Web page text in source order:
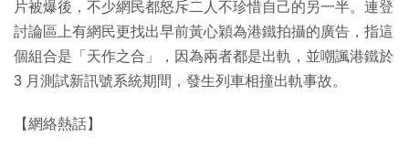
片被爆後，不少網民都怒斥二人不珍惜自己的另一半。連登
討論區上有網民更找出早前黃心穎為港鐵拍攝的廣告，指這
個組合是「天作之合」，因為兩者都是出軌，並嘲諷港鐵於
3 月測試新訊號系統期間，發生列車相撞出軌事故。
【網絡熱話】